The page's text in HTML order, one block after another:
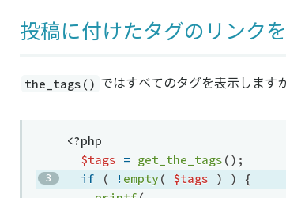
投稿に付けたタグのリンク
the_tags() ではすべてのタグを表示します
<?php
$tags = get_the_tags ( ) ;
if
( ! empty( $tags ) )
{